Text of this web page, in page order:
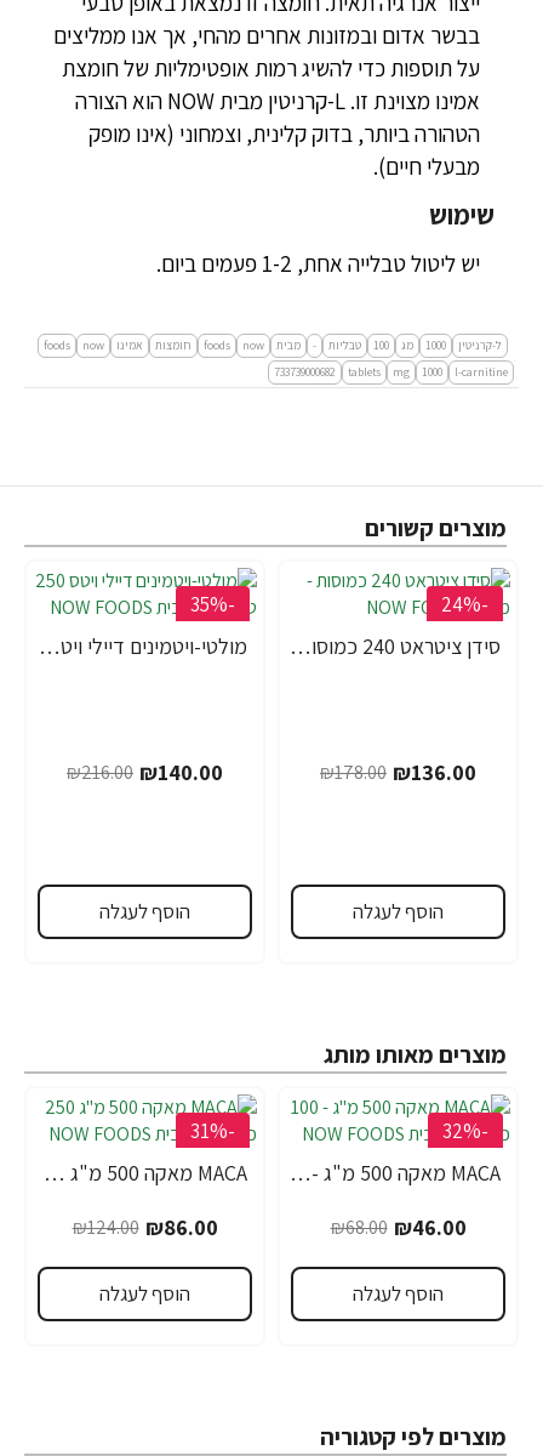
בבשר אדום ובמזונות אחרים מהחי, אך אנו ממליצים
על תוספות כדי להשיג רמות אופטימליות של חומצת
אמינו מצוינת זו. L-קרניטין מבית NOW הוא הצורה
הטהורה ביותר, בדוק קלינית, וצמחוני (אינו מופק
מבעלי חיים).
שימוש
יש ליטול טבלייה אחת, 1-2 פעמים ביום.
ל-קרניטין 1000 מג 100 טבליות - מבית now
foods חומצות אמינו now
foods
l-carnitine
1000
mg
tablets
733739000682
מוצרים קשורים
-24%
סידן ציטראט 240 כמוסות - מבית NOW FOODS
₪136.00
₪178.00
הוסף לעגלה
-35%
מולטי-ויטמינים דיילי ויטס 250 טבליות - מבית NOW FOODS
₪140.00
₪216.00
הוסף לעגלה
מוצרים מאותו מותג
-32%
MACA מאקה 500 מ"ג - 100 כמוסות - מבית NOW FOODS
₪46.00
₪68.00
הוסף לעגלה
-31%
MACA מאקה 500 מ"ג 250 כמוסות - מבית NOW FOODS
₪86.00
₪124.00
הוסף לעגלה
מוצרים לפי קטגוריה